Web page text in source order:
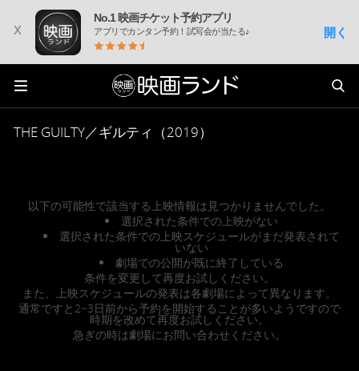
x
No.1 映画チケット予約アプリ
アプリでカンタン予約！試写会が当たる♪ 開く
THE GUILTY／ギルティ（2019）
以下の可能性で該当する上映情報は見つかりませんでした。
選択された条件での上映がない
選択された条件での上映スケジュールがまだ発表されて
いない
劇場での公開が既に終了している
条件を変更して再度お試しください。
また、上映スケジュールの発表は各劇場によって異なります。
通常ですと2~3日前から予約を開始することが多いようですので
時期を改めて再度お試しください。
急ぎの時は劇場にお問い合わせください。